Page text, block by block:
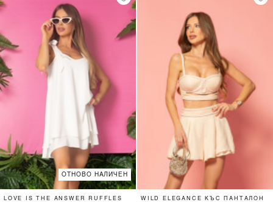
ОТНОВО НАЛИЧЕН
LOVE IS THE ANSWER RUFFLES WILD ELEGANCE КЪС ПАНТАЛОН